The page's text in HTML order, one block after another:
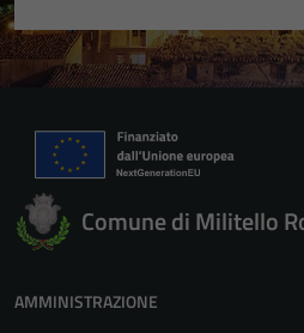
Comune di Militello
AMMINISTRAZIONE